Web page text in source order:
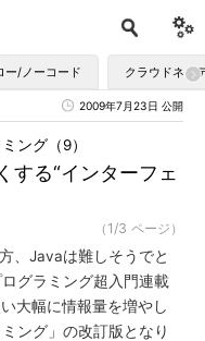
ー/ノーコード クラウドネイ
2009年7月23日 公開
する“インターフェ
ング（9）
（1/3 ページ）
、Javaは難しそうでと
グラミング超入門連載
大幅に情報量を増やし
ング」の改訂版となり